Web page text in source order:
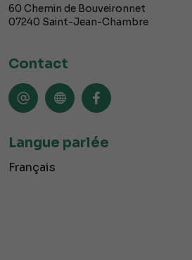
60 Chemin de Bouveironnet
07240 Saint-Jean-Chambre
Contact
Langue parlée
Français